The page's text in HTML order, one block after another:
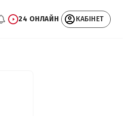
24 ОНЛАЙН КАБІНЕТ